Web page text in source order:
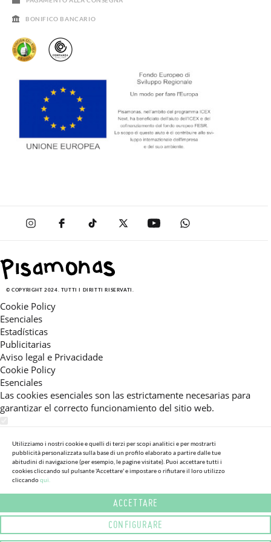
BONIFICO BANCARIO
© COPYRIGHT 2024. TUTTI I DIRITTI RISERVATI.
Cookie Policy
Esenciales
Estadísticas
Publicitarias
Aviso legal e Privacidade
Cookie Policy
Esenciales
Las cookies esenciales son las estrictamente necesarias para
garantizar el correcto funcionamiento del sitio web.
Estas cookies nos permiten ofrecerle una experiencia en el sitio
adaptada a su navegación (recomendaciones de producto
personalizadas, énfasis en categorías frecuentemente
consultadas, etc).Al activar esta cookie, nos ayuda a mejorar aún
más su experiencia.
Publicitarias
Estas cookies permiten a nuestros socios publicitarios enviarle
Utilizziamo i nostri cookie e quelli di terzi per scopi analitici e per mostrarti
pubblicità personalizzata sulla base di un profilo elaborato a partire dalle tue
abitudini di navigazione (per esempio, le pagine visitate). Puoi accettare tutti i
cookies cliccando sul pulsante 'Accettare' e impostare o rifiutare il loro utilizzo
cliccandoqui.
ACCETTARE
CONFIGURARE